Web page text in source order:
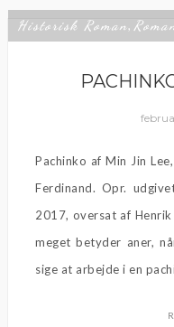
Historisk Roman , Roman
Pachinko af Min Jin
Ferdinand. Opr.
2017, oversat af
meget betyder aner,
sige at arbejde i en